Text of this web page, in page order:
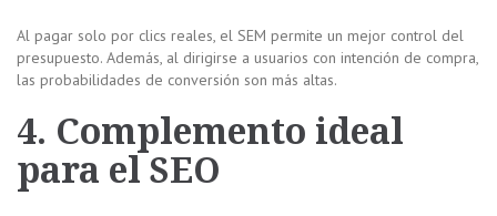
Al pagar solo por clics reales, el SEM permite un mejor control del
presupuesto. Además, al dirigirse a usuarios con intención de compra,
las probabilidades de conversión son más altas.
4. Complemento ideal
para el SEO